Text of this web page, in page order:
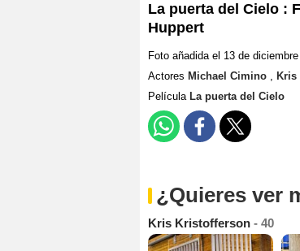
La puerta del Cielo :
Huppert
Foto añadida el 13 de
Actores Michael Cimino , Kris
Película La puerta del Cielo
¿Quieres ver
Kris Kristofferson - 40